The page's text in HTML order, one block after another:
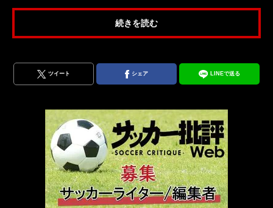
続きを読む
ツイート シェア LINEで送る